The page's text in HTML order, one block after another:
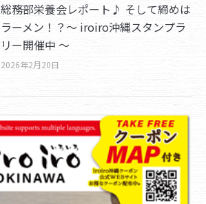
総務部栄養会レポート♪ そして締めは
ラーメン！？～ iroiro沖縄スタンプラ
リー開催中 ～
2026年2月20日